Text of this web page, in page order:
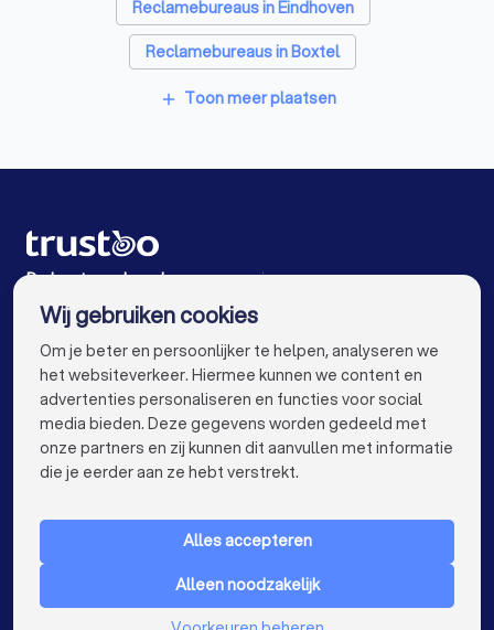
Reclamebureaus in Eindhoven
Reclamebureaus in Boxtel
Reclamebureaus in Schijndel
Reclamebureaus in Beek en Donk
Reclamebureaus in Amsterdam
Reclamebureaus in Rotterdam
Reclamebureaus in Den Haag
Reclamebureaus in Utrecht
Reclamebureaus in Groningen
Reclamebureaus in Almere
Reclamebureaus in Breda
add Toon meer plaatsen
De beste reclamebureaus voor jou
VOOR PARTICULIEREN keyboard_arrow_down
Nederland
Wij gebruiken cookies
Om je beter en persoonlijker te helpen, analyseren we
het websiteverkeer. Hiermee kunnen we content en
advertenties personaliseren en functies voor social
media bieden. Deze gegevens worden gedeeld met
onze partners en zij kunnen dit aanvullen met informatie
die je eerder aan ze hebt verstrekt.
Alles accepteren
Alleen noodzakelijk